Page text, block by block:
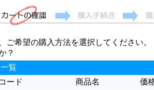
ご希望の購入方法を選択してください。
？
覧
ード
商品名 価